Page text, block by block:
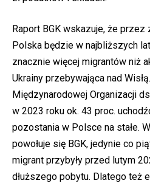
Raport BGK wskazuje, że
Polska będzie w najbliższych
znacznie więcej migrantów niż
Ukrainy przebywająca nad
Międzynarodowej Organizacji
w 2023 roku ok. 43 proc.
pozostania w Polsce na stałe.
powołuje się BGK, jedynie co
migrant przybyły przed lutym
dłuższego pobytu. Dlatego też